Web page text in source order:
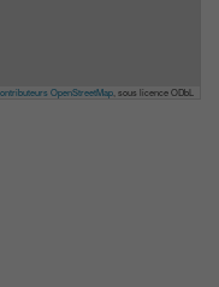
OpenStreetMap , sous licence ODbL